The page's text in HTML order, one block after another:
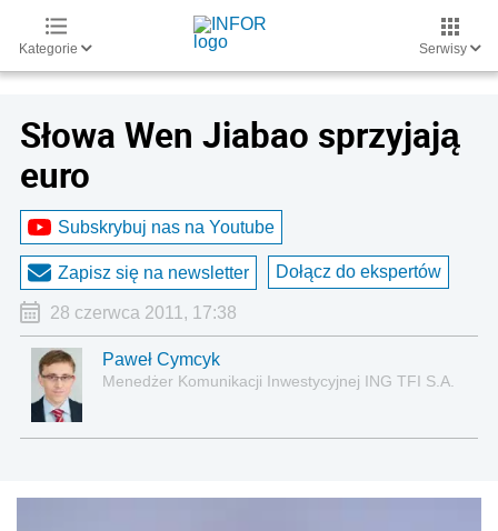
Kategorie Serwisy
Słowa Wen Jiabao sprzyjają
euro
Subskrybuj nas na Youtube
Zapisz się na newsletter Dołącz do ekspertów
28 czerwca 2011, 17:38
Paweł Cymcyk
Menedżer Komunikacji Inwestycyjnej ING TFI S.A.